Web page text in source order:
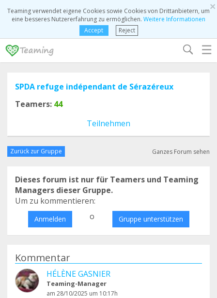
×
Teaming verwendet eigene Cookies sowie Cookies von Drittanbietern, um
eine besseres Nutzererfahrung zu ermöglichen. Weitere Informationen
Accept
Reject
☰
SPDA refuge indépendant de Sérazéreux
Teamers: 44
Teilnehmen
Zurück zur Gruppe Ganzes Forum sehen
Dieses forum ist nur für Teamers und Teaming
Managers dieser Gruppe.
Um zu kommentieren:
Anmelden o Gruppe unterstützen
Kommentar
HÉLÈNE GASNIER
Teaming-Manager
am 28/10/2025 um 10:17h